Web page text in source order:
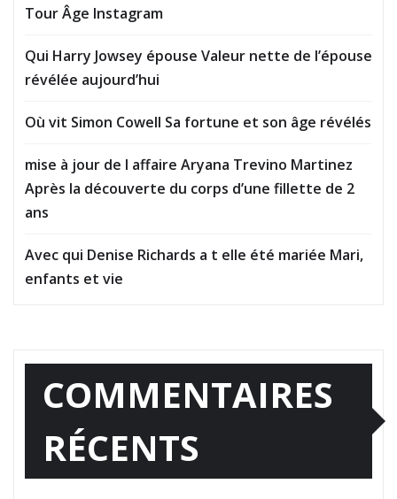
Tour Âge Instagram
Qui Harry Jowsey épouse Valeur nette de l’épouse
révélée aujourd’hui
Où vit Simon Cowell Sa fortune et son âge révélés
mise à jour de l affaire Aryana Trevino Martinez
Après la découverte du corps d’une fillette de 2
ans
Avec qui Denise Richards a t elle été mariée Mari,
enfants et vie
COMMENTAIRES
RÉCENTS